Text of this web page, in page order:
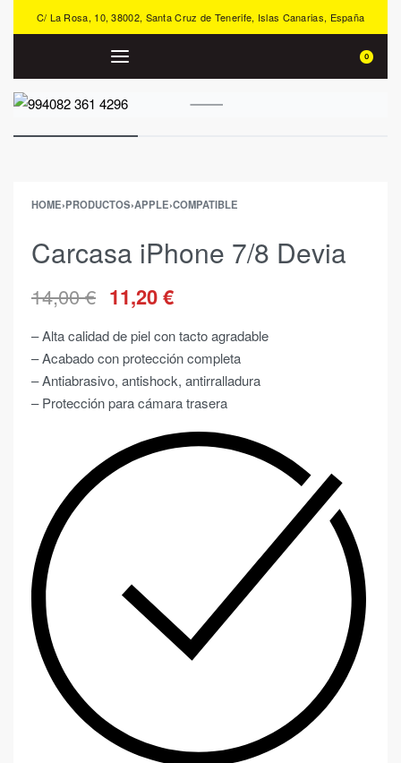
C/ La Rosa, 10, 38002, Santa Cruz de Tenerife, Islas Canarias, España
0
HOME›PRODUCTOS›APPLE›COMPATIBLE
Carcasa iPhone 7/8 Devia
14,00€ 11,20€
– Alta calidad de piel con tacto agradable
– Acabado con protección completa
– Antiabrasivo, antishock, antirralladura
– Protección para cámara trasera